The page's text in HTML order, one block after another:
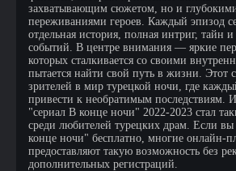
захватывающим сюжетом, но и
переживаниями героев. Каждый эпизод
отдельная история, полная интриг, тайн
событий. В центре внимания — яркие
которых сталкивается со своими
пытается найти свой путь в жизни. Этот
зрителей в мир турецкой ночи, где
привести к необратимым последствиям.
"сериал В конце ночи" 2022-2023 стал
среди любителей турецких драм. Если вы
конце ночи" бесплатно, многие онлайн-
предоставляют такую возможность без
дополнительных регистраций.